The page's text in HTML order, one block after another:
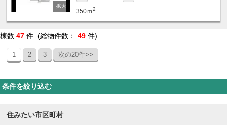
350ｍ2
棟数 47 件 (総物件数： 49 件)
1 2 3 次の20件>>
条件を絞り込む
住みたい市区町村